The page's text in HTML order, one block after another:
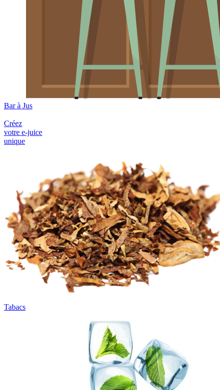
Bar à Jus
Créez
votre e-juice
unique
Tabacs